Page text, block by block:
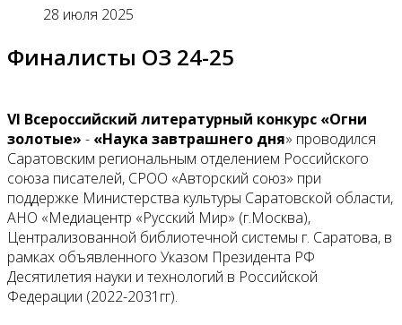
28 июля 2025
Финалисты ОЗ 24-25
VI Всероссийский литературный конкурс «Огни
золотые» - «Наука завтрашнего дня» проводился
Саратовским региональным отделением Российского
союза писателей, СРОО «Авторский союз» при
поддержке Министерства культуры Саратовской области,
АНО «Медиацентр «Русский Мир» (г.Москва),
Централизованной библиотечной системы г. Саратова, в
рамках объявленного Указом Президента РФ
Десятилетия науки и технологий в Российской
Федерации (2022-2031гг).